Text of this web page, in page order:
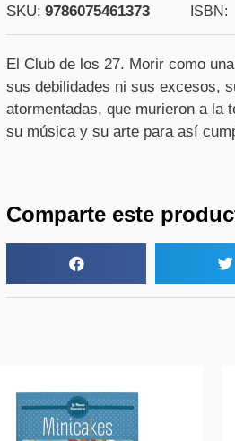
de
Morir
como
leyenda
SKU: 9786075461373 ISBN:
El Club de los 27. Morir como
sus debilidades ni sus excesos,
atormentadas, que murieron a la
su música y su arte para así
Comparte este